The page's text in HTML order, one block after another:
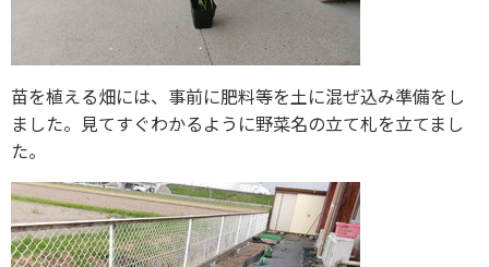
苗を植える畑には、事前に肥料等を土に混ぜ込み準備をし
ました。見てすぐわかるように野菜名の立て札を立てまし
た。